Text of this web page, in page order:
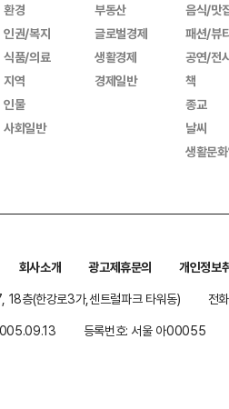
환경
인권/복지
식품/의료
지역
인물
사회일반
부동산
글로벌경제
생활경제
경제일반
음식/맛
패션/뷰
공연/전
책
종교
날씨
생활문
회사소개 광고제휴문의
개인정보
18층(한강로3가,센트럴파크 타워동)
전
등록번호: 서울 아00055